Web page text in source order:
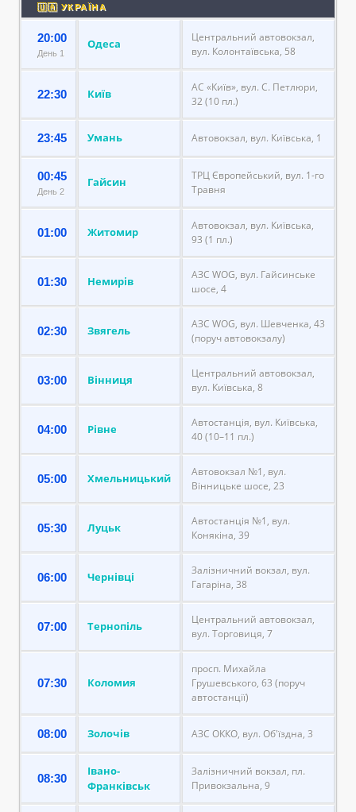
🇺🇦 УКРАЇНА
20:00
День 1
Одеса
Центральний автовокзал,
вул. Колонтаївська, 58
22:30 Київ
АС «Київ», вул. С. Петлюри,
32 (10 пл.)
23:45 Умань Автовокзал, вул. Київська, 1
00:45
День 2
Гайсин
ТРЦ Європейський, вул. 1-го
Травня
01:00 Житомир
Автовокзал, вул. Київська,
93 (1 пл.)
01:30 Немирів
АЗС WOG, вул. Гайсинське
шосе, 4
02:30 Звягель
АЗС WOG, вул. Шевченка, 43
(поруч автовокзалу)
03:00 Вінниця
Центральний автовокзал,
вул. Київська, 8
04:00 Рівне
Автостанція, вул. Київська,
40 (10–11 пл.)
05:00 Хмельницький
Автовокзал №1, вул.
Вінницьке шосе, 23
05:30 Луцьк
Автостанція №1, вул.
Конякіна, 39
06:00 Чернівці
Залізничний вокзал, вул.
Гагаріна, 38
07:00 Тернопіль
Центральний автовокзал,
вул. Торговиця, 7
07:30 Коломия
просп. Михайла
Грушевського, 63 (поруч
автостанції)
08:00 Золочів АЗС ОККО, вул. Об'їздна, 3
08:30
Івано-
Франківськ
Залізничний вокзал, пл.
Привокзальна, 9